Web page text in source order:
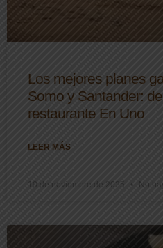
Los mejores planes
Somo y Santander:
restaurante En Uno
LEER MÁS
10 de noviembre de 2025 No